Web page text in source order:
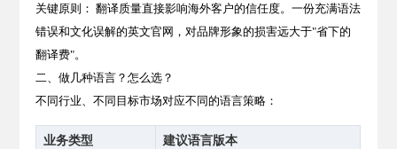
关键原则： 翻译质量直接影响海外客户的信任度。一份充满语法
错误和文化误解的英文官网，对品牌形象的损害远大于"省下的
翻译费"。
二、做几种语言？怎么选？
不同行业、不同目标市场对应不同的语言策略：
业务类型 建议语言版本